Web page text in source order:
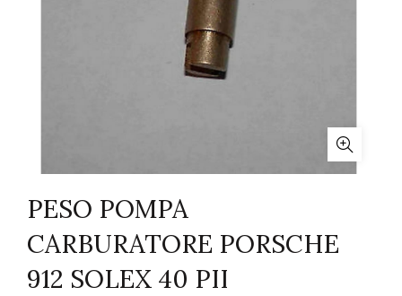
PESO POMPA
CARBURATORE PORSCHE
912 SOLEX 40 PII